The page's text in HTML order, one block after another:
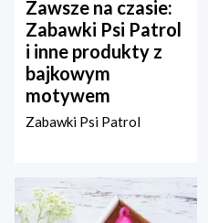
Zawsze na czasie:
Zabawki Psi Patrol
i inne produkty z
bajkowym
motywem
Zabawki Psi Patrol